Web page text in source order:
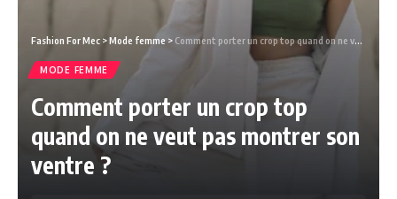
Fashion For Mec >Mode femme > Comment porter un crop top quand on ne veut pas montrer son ventre ?
MODE FEMME
Comment porter un crop top
quand on ne veut pas montrer son
ventre ?